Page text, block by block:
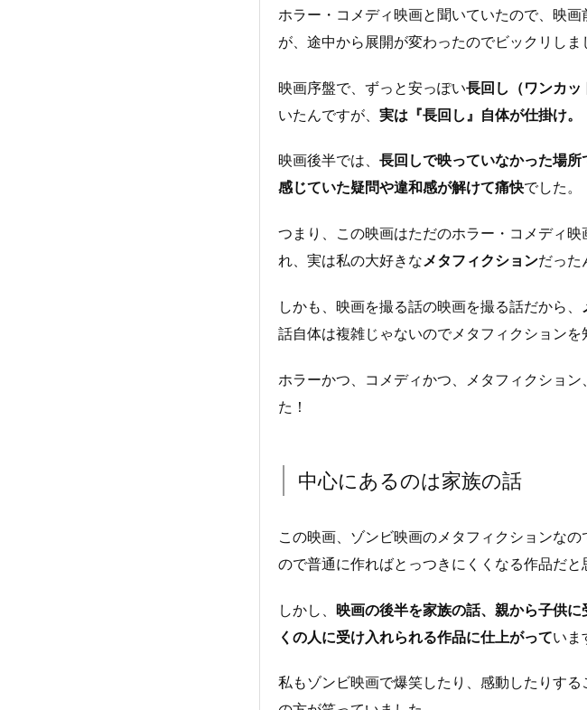
ホラー・コメディ映画と聞いていたので、映
が、途中から展開が変わったのでビックリしま
映画序盤で、ずっと安っぽい長回し（ワンカッ
いたんですが、 実は『長回し』自体が仕掛け。
映画後半では、 長回しで映っていなかった場
感じていた疑問や違和感が解けて痛快でした。
つまり、この映画はただのホラー・コメディ
れ、実は私の大好きなメタフィクションだった
しかも、映画を撮る話の映画を撮る話だから、
話自体は複雑じゃないのでメタフィクションを
ホラーかつ、コメディかつ、メタフィクショ
た！
中心にあるのは家族の話
この映画、ゾンビ映画のメタフィクションな
ので普通に作ればとっつきにくくなる作品だと
しかし、 映画の後半を家族の話、親から子供
くの人に受け入れられる作品に仕上がっていま
私もゾンビ映画で爆笑したり、感動したりす